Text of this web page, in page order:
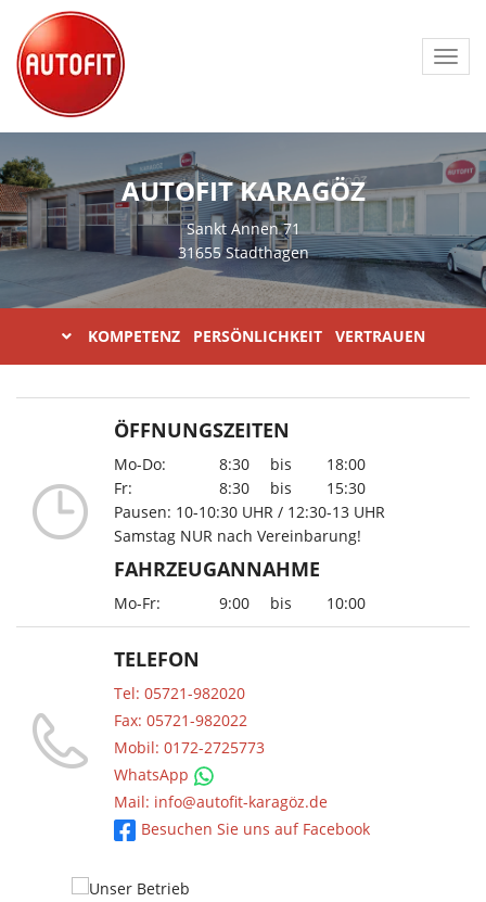
AUTOFIT KARAGÖZ
Sankt Annen 71
31655 Stadthagen
KOMPETENZ PERSÖNLICHKEIT VERTRAUEN
ÖFFNUNGSZEITEN
Mo-Do: 8:30 bis
18:00
Fr:
8:30 bis
15:30
Pausen: 10-10:30 UHR / 12:30-13 UHR
Samstag NUR nach Vereinbarung!
FAHRZEUGANNAHME
Mo-Fr: 9:00 bis 10:00
TELEFON
Tel: 05721-982020
Fax: 05721-982022
Mobil: 0172-2725773
WhatsApp
Mail: info@autofit-karagöz.de
Besuchen Sie uns auf Facebook